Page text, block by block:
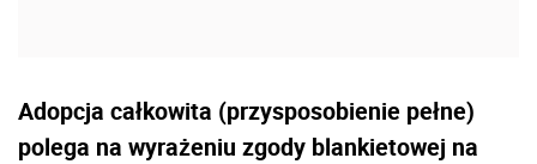
Adopcja całkowita (przysposobienie pełne)
polega na wyrażeniu zgody blankietowej na